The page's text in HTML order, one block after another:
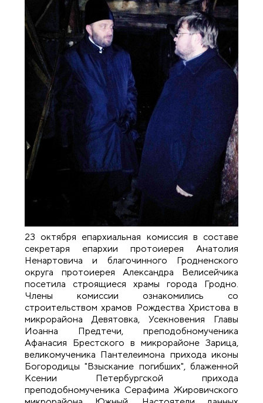
23 октября епархиальная комиссия в составе
секретаря епархии протоиерея Анатолия
Ненартовича и благочинного Гродненского
округа протоиерея Александра Велисейчика
посетила строящиеся храмы города Гродно.
Члены комиссии ознакомились со
строительством храмов Рождества Христова в
микрорайона Девятовка, Усекновения Главы
Иоанна Предтечи, преподобномученика
Афанасия Брестского в микрорайоне Зарица,
великомученика Пантелеимона прихода иконы
Богородицы "Взыскание погибших", блаженной
Ксении Петербургской прихода
преподобномученика Серафима Жировичского